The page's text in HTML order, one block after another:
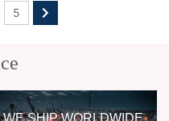
5
WE SHIP WORLDWIDE